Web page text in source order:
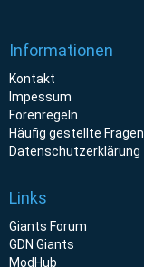
Informationen
Kontakt
Impessum
Forenregeln
Häufig gestellte Fragen
Datenschutzerklärung
Links
Giants Forum
GDN Giants
ModHub